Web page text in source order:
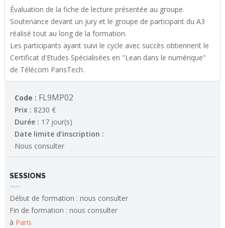
Évaluation de la fiche de lecture présentée au groupe.
Soutenance devant un jury et le groupe de participant du A3
réalisé tout au long de la formation.
Les participants ayant suivi le cycle avec succès obtiennent le
Certificat d'Etudes Spécialisées en "Lean dans le numérique"
de Télécom ParisTech.
Code : FL9MP02
Prix : 8230 €
Durée : 17 jour(s)
Date limite d'inscription :
Nous consulter
SESSIONS
Début de formation : nous consulter
Fin de formation : nous consulter
à Paris